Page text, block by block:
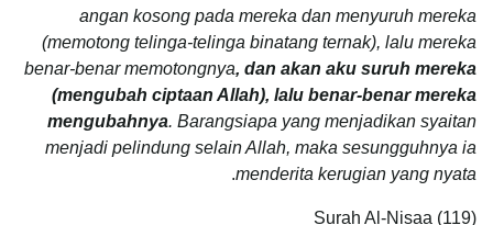
angan kosong pada mereka dan menyuruh mereka
(memotong telinga-telinga binatang ternak), lalu mereka
benar-benar memotongnya, dan akan aku suruh mereka
(mengubah ciptaan Allah), lalu benar-benar mereka
mengubahnya. Barangsiapa yang menjadikan syaitan
menjadi pelindung selain Allah, maka sesungguhnya ia
menderita kerugian yang nyata
.
Surah Al-Nisaa (119)